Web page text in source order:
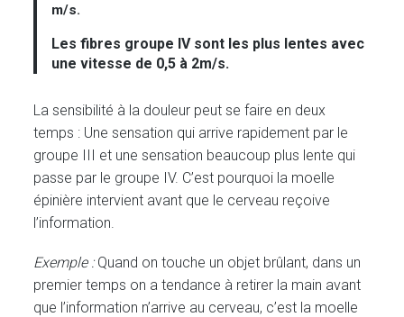
m/s.
Les fibres groupe IV sont les plus lentes avec
une vitesse de 0,5 à 2m/s.
La sensibilité à la douleur peut se faire en deux
temps : Une sensation qui arrive rapidement par le
groupe III et une sensation beaucoup plus lente qui
passe par le groupe IV. C’est pourquoi la moelle
épinière intervient avant que le cerveau reçoive
l’information.
Exemple :Quand on touche un objet brûlant, dans un
premier temps on a tendance à retirer la main avant
que l’information n’arrive au cerveau, c’est la moelle